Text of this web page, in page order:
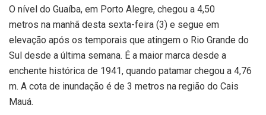
O nível do Guaíba, em Porto Alegre, chegou a 4,50
metros na manhã desta sexta-feira (3) e segue em
elevação após os temporais que atingem o Rio Grande do
Sul desde a última semana. É a maior marca desde a
enchente histórica de 1941, quando patamar chegou a 4,76
m. A cota de inundação é de 3 metros na região do Cais
Mauá.